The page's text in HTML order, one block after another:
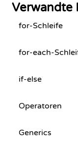
Verwandte
for-Schleife
for-each-
if-else
Operatoren
Generics